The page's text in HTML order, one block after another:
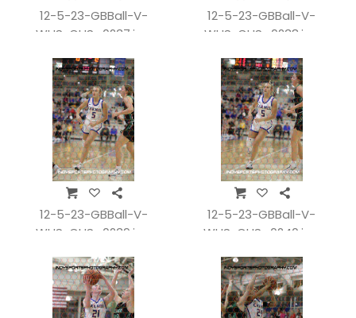
12-5-23-GBBall-V-
WHSvCHS_0237.jpg
12-5-23-GBBall-V-
WHSvCHS_0238.jpg
12-5-23-GBBall-V-
WHSvCHS_0239.jpg
12-5-23-GBBall-V-
WHSvCHS_0240.jpg